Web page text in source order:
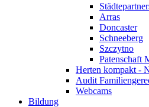
Arras
Doncaster
Schneeberg
Szczytno
Patenschaft
Herten kompakt -
Audit
Webcams
Bildung